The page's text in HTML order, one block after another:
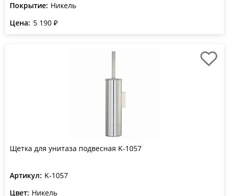
Покрытие: Никель
Цена: 5 190 ₽
Щетка для унитаза подвесная K-1057
Артикул: K-1057
Цвет: Никель